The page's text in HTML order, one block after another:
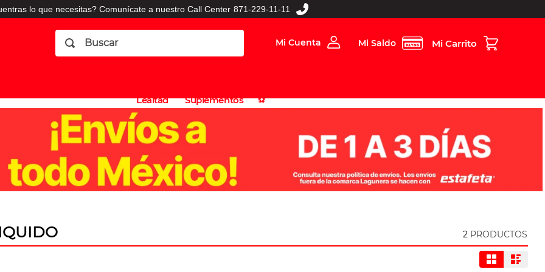
lo que necesitas? Comunícate a nuestro Call Center 871-229-11-11
Buscar
Mi Cuenta Mi Saldo
Lealtad
Suplementos
⚽️
2 PRODUCTOS